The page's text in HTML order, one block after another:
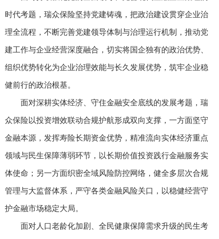
时代考题，瑞众保险坚持党建铸魂，把政治建设贯穿企业治
理全流程，不断完善党建领导体制与治理运行机制，推动党
建工作与企业经营深度融合，切实将国企独有的政治优势、
组织优势转化为企业治理效能与长久发展优势，筑牢企业稳
健前行的政治根基。
面对深耕实体经济、守住金融安全底线的发展考题，瑞
众保险以投资增效联动合规护航形成双向支撑，一方面坚守
金融本源，发挥寿险长期资金优势，精准流向实体经济重点
领域与民生保障薄弱环节，以长期价值投资践行金融服务实
体使命；另一方面织密全域风险防控网络，健全多层次合规
管理与大监督体系，严守各类金融风险关口，以稳健经营守
护金融市场稳定大局。
面对人口老龄化加剧、全民健康保障需求升级的民生考